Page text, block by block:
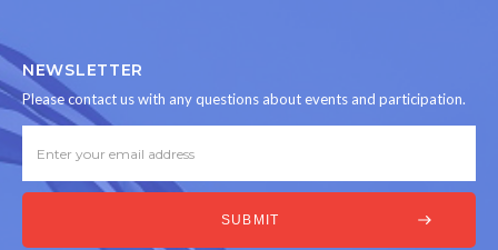
NEWSLETTER
Please contact us with any questions about events and participation.